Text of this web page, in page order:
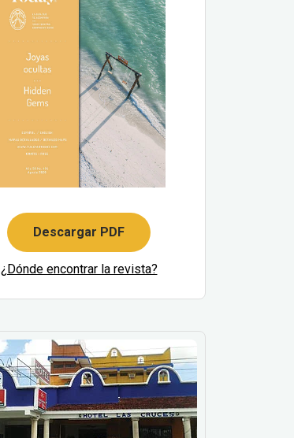
Descargar PDF
¿Dónde encontrar la revista?